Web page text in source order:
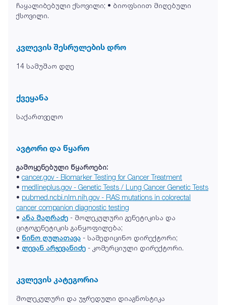
ჩაყალიბებული ქსოვილი; • ბიოფსიით მიღებული
ქსოვილი.
კვლევის შესრულების დრო
14 სამუშაო დღე
ქვეყანა
საქართველო
ავტორი და წყარო
გამოყენებული წყაროები:
• cancer.gov - Biomarker Testing for Cancer Treatment
• medlineplus.gov - Genetic Tests / Lung Cancer Genetic Tests
• pubmed.ncbi.nlm.nih.gov - RAS mutations in colorectal
cancer companion diagnostic testing
• ანა მაღრაძე - მოლეკულური გენეტიკისა და
ციტოგენეტიკის განყოფილება;
• ნინო ღულათავა - სამედიცინო დირექტორი;
• ლევან არჯევანიძე - კომერციული დირექტორი.
კვლევის კატეგორია
მოლეკულური და უჯრედული დიაგნოსტიკა